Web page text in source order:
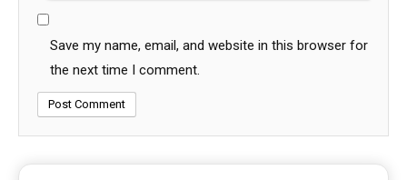
Save my name, email, and website in this browser for
the next time I comment.